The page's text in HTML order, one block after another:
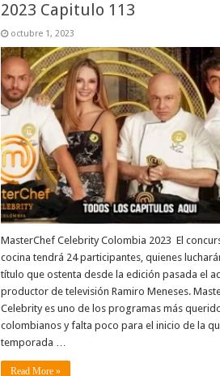
2023 Capitulo 113
octubre 1, 2023
MasterChef Celebrity Colombia 2023 El
cocina tendrá 24 participantes, quienes
título que ostenta desde la edición pasada el
productor de televisión Ramiro Meneses.
Celebrity es uno de los programas más
colombianos y falta poco para el inicio de la
temporada …
Read More »